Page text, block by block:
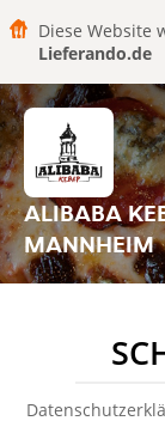
Diese Website
Lieferando.de
ALIBABA
MANNHEIM